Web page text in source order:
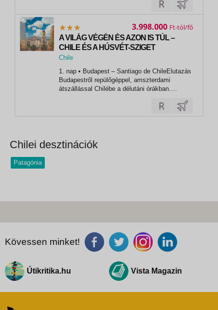
fővárosából, Buenos Airesből indul, majd a Rio
de la Plata túlpartján Uruguay történelmi
kalandozunk....
A VILÁG VÉGÉN ÉS AZON IS TÚL ​​–
CHILE ÉS A HÚSVÉT-SZIGET
Chile
Santiago de Chile
1. nap • Budapest – Santiago de ChileElutazás
Budapestről repülőgéppel, amszterdami
átszállással Chilébe a délutáni órákban.
ChileMegérkezés délelőtt Santiagóba, Chile
fővárosába. Transzfer a szállodába, a
3.998.000 Ft
Chilei desztinációk
Patagónia
Kövessen minket!
Útikritika.hu Vista Magazin